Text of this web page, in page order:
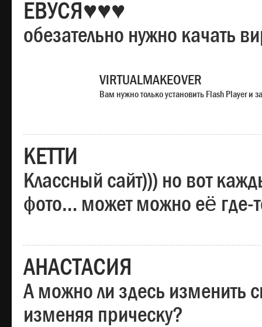
ЕВУСЯ♥♥♥
обезательно нужно качать
VIRTUALMAKEOVER
Вам нужно только установить Flash Player и
КЕТТИ
Классный сайт))) но вот
фото… может можно её где-
АНАСТАСИЯ
А можно ли здесь изменить
изменяя прическу?